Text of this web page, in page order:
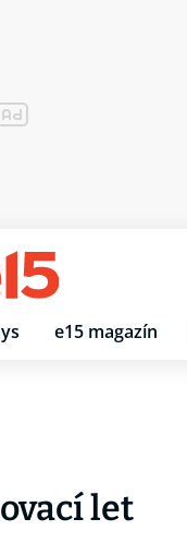
e15 magazín
let